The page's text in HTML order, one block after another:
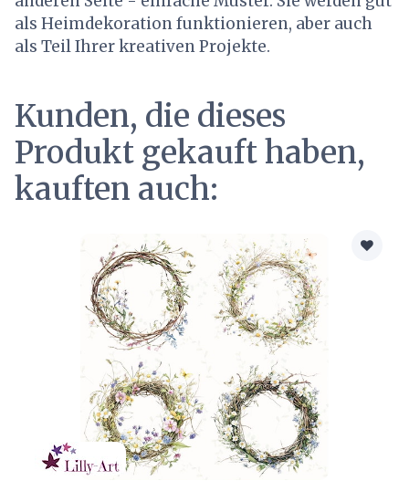
als Heimdekoration funktionieren, aber auch
als Teil Ihrer kreativen Projekte.
Kunden, die dieses
Produkt gekauft haben,
kauften auch: